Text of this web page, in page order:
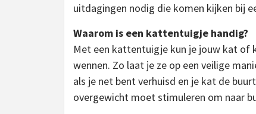
uitdagingen nodig die komen kijken bij
Waarom is een kattentuigje handig?
Met een kattentuigje kun je jouw kat of
wennen. Zo laat je ze op een veilige
als je net bent verhuisd en je kat de
overgewicht moet stimuleren om naar